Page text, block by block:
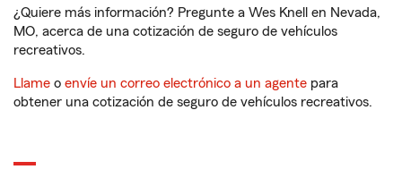
¿Quiere más información? Pregunte a Wes Knell en Nevada,
MO, acerca de una cotización de seguro de vehículos
recreativos.
Llame o envíe un correo electrónico a un agente para
obtener una cotización de seguro de vehículos recreativos.